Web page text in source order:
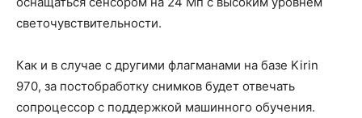
светочувствительности.
Как и в случае с другими флагманами на базе Kirin
970, за постобработку снимков будет отвечать
сопроцессор с поддержкой машинного обучения.